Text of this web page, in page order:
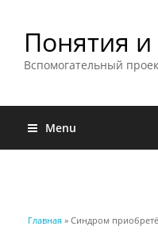
Понятия и
Вспомогательный
Menu
Вы здесь
Главная » Синдром